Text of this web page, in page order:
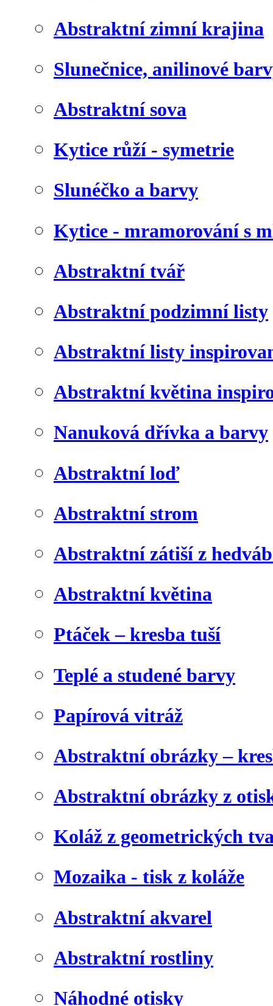
Abstraktní zimní krajina
Slunečnice, anilinové
Abstraktní sova
Kytice růží - symetrie
Slunéčko a barvy
Kytice - mramorování s
Abstraktní tvář
Abstraktní podzimní listy
Abstraktní listy
Abstraktní květina
Nanuková dřívka a barvy
Abstraktní loď
Abstraktní strom
Abstraktní zátiší z
Abstraktní květina
Ptáček – kresba tuší
Teplé a studené barvy
Papírová vitráž
Abstraktní obrázky –
Abstraktní obrázky z
Koláž z geometrických
Mozaika - tisk z koláže
Abstraktní akvarel
Abstraktní rostliny
Náhodné otisky